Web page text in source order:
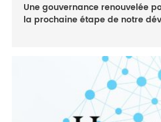
Une gouvernance renouvelée
la prochaine étape de notre